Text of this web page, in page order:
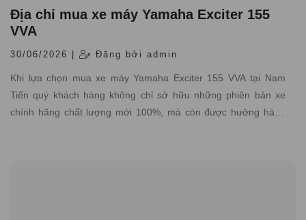
Địa chỉ mua xe máy Yamaha Exciter 155
VVA
30/06/2026 | Đăng bởi admin
Khi lựa chọn mua xe máy Yamaha Exciter 155 VVA tại Nam
Tiến quý khách hàng không chỉ sở hữu những phiên bản xe
chính hãng chất lượng mới 100%, mà còn được hưởng hàng